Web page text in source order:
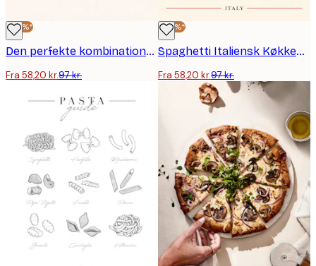
-40%*
Den perfekte kombinationsplakat
Fra 58,20 kr.97 kr.
-40%*
Spaghetti Italiensk Køkken Plakat
Fra 58,20 kr.97 kr.